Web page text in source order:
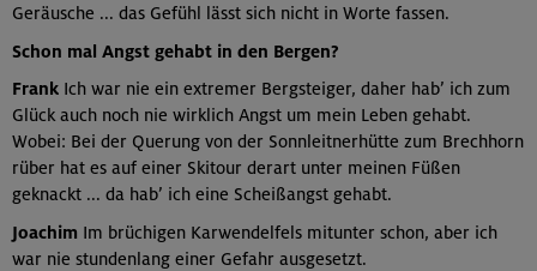
Geräusche ... das Gefühl lässt sich nicht in Worte fassen.
Schon mal Angst gehabt in den Bergen?
Frank Ich war nie ein extremer Bergsteiger, daher hab’ ich zum
Glück auch noch nie wirklich Angst um mein Leben gehabt.
Wobei: Bei der Querung von der Sonnleitnerhütte zum Brechhorn
rüber hat es auf einer Skitour derart unter meinen Füßen
geknackt ... da hab’ ich eine Scheißangst gehabt.
Joachim Im brüchigen Karwendelfels mitunter schon, aber ich
war nie stundenlang einer Gefahr ausgesetzt.